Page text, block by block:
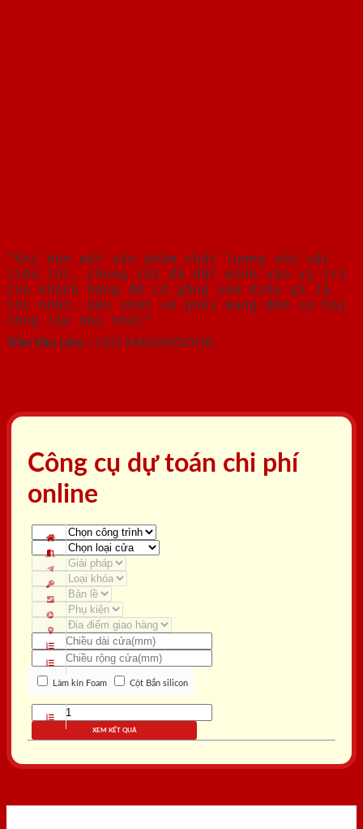
"Khi bán một sản phẩm chất lượng với vật
liệu tốt, chúng tôi đã đặt mình vào vị trí
của Khách hàng để cố gắng xem điều gì là
tốt nhất, bền nhất và phải mang đến sự hài
lòng lâu dài nhất"
Trần Văn Lãm / CEO SAIGONDOOR
Công cụ dự toán chi phí
online
Làm kín Foam Cột Bắn silicon
XEM KẾT QUẢ